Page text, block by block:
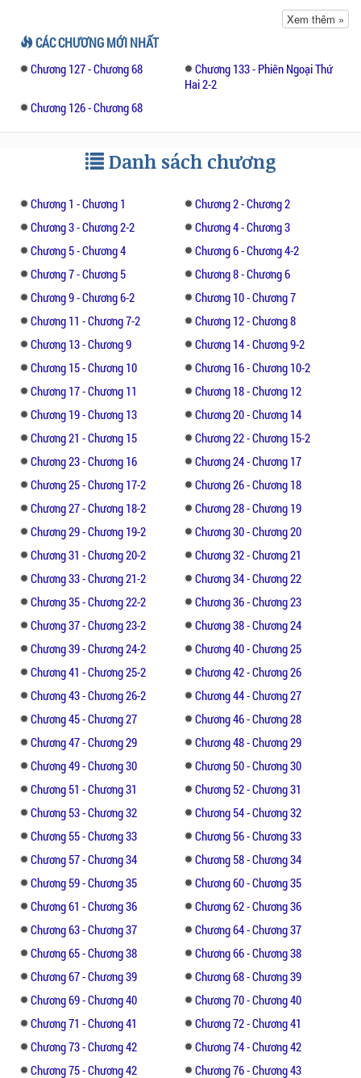
- ----
Còn đặc biệt tìm một người trông chừng đưa
cô vào.
Người còn chưa đến chỗ giáo vị, một lão sư
tóc hoa râm liền đi ra, trong tay cầm danh
tươi: " Là Trương Lam sao?"
Trương Lam đem kẹo que cắn nát, vội vàng
để trong miệng ngậm, sau đó ném que
xuống dưới, nhét vào trong túi, cười nói: "
Đúng vậy, thầy, là em."
Tề Hoành gật gật đầu, hướng về phía sau cô
nhìn thoáng qua, Trương Lam biết ông đang
tìm cái gì, liền nhanh miệng nói: "Thầy, mẹ
em không có thời gian, chỉ có mình em tới,
cha em, ông ấy cũng rất bận."
"Nga nga nga, như vậy a, đi, đi, tôi đưa em
đến lớp." Tề Hoành mỉm cười, thái độ nhiệt
tình, thành tích của Trương Lam không quá
cao, nhưng ba cô hỗ trợ không ít tiền xây
mới thư viện.
"Cám ơn thầy giáo." Trương Lam rất là lễ
phép.
Tề hoành nghĩ chung quy là nữ sinh, vẫn
phải quản lý tốt một chút.
Nói xong liền đưa cô lên lớp, lúc này tiếng
chuông vừa vang, học sinh rối rít đi vào lớp,
Trương Lam cắn nát kẹo trong miệng, ánh
mắt đánh giá chung quanh.
So với trường Thanh Diệp, nơi đây có chút
cũ kỹ.
Học sinh cũng rất quy củ, cô bĩu môi, có chút
nhàm chán ngáp một cái.
Xem thêm »
CÁC CHƯƠNG MỚI NHẤT
Chương 127 - Chương 68
Chương 133 - Phiên Ngoại Thứ
Hai 2-2
Chương 126 - Chương 68
Danh sách chương
Chương 1 - Chương 1
Chương 2 - Chương 2
Chương 3 - Chương 2-2
Chương 4 - Chương 3
Chương 5 - Chương 4
Chương 6 - Chương 4-2
Chương 7 - Chương 5
Chương 8 - Chương 6
Chương 9 - Chương 6-2
Chương 10 - Chương 7
Chương 11 - Chương 7-2
Chương 12 - Chương 8
Chương 13 - Chương 9
Chương 14 - Chương 9-2
Chương 15 - Chương 10
Chương 16 - Chương 10-2
Chương 17 - Chương 11
Chương 18 - Chương 12
Chương 19 - Chương 13
Chương 20 - Chương 14
Chương 21 - Chương 15
Chương 22 - Chương 15-2
Chương 23 - Chương 16
Chương 24 - Chương 17
Chương 25 - Chương 17-2
Chương 26 - Chương 18
Chương 27 - Chương 18-2
Chương 28 - Chương 19
Chương 29 - Chương 19-2
Chương 30 - Chương 20
Chương 31 - Chương 20-2
Chương 32 - Chương 21
Chương 33 - Chương 21-2
Chương 34 - Chương 22
Chương 35 - Chương 22-2
Chương 36 - Chương 23
Chương 37 - Chương 23-2
Chương 38 - Chương 24
Chương 39 - Chương 24-2
Chương 40 - Chương 25
Chương 41 - Chương 25-2
Chương 42 - Chương 26
Chương 43 - Chương 26-2
Chương 44 - Chương 27
Chương 45 - Chương 27
Chương 46 - Chương 28
Chương 47 - Chương 29
Chương 48 - Chương 29
Chương 49 - Chương 30
Chương 50 - Chương 30
Chương 51 - Chương 31
Chương 52 - Chương 31
Chương 53 - Chương 32
Chương 54 - Chương 32
Chương 55 - Chương 33
Chương 56 - Chương 33
Chương 57 - Chương 34
Chương 58 - Chương 34
Chương 59 - Chương 35
Chương 60 - Chương 35
Chương 61 - Chương 36
Chương 62 - Chương 36
Chương 63 - Chương 37
Chương 64 - Chương 37
Chương 65 - Chương 38
Chương 66 - Chương 38
Chương 67 - Chương 39
Chương 68 - Chương 39
Chương 69 - Chương 40
Chương 70 - Chương 40
Chương 71 - Chương 41
Chương 72 - Chương 41
Chương 73 - Chương 42
Chương 74 - Chương 42
Chương 75 - Chương 42
Chương 76 - Chương 43